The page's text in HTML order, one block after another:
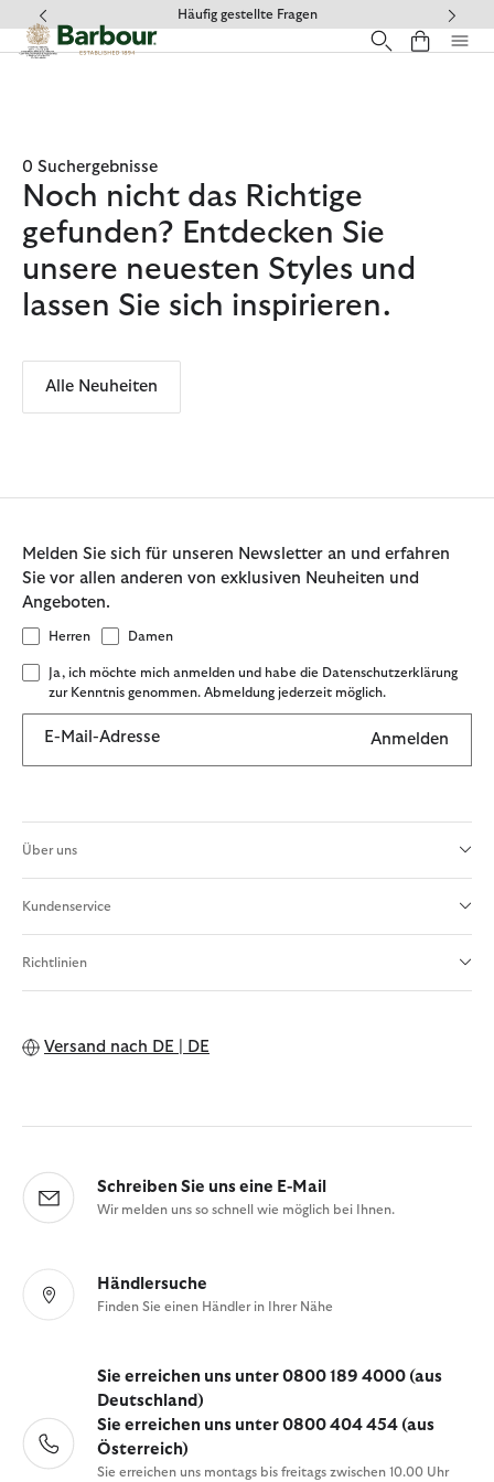
Klicken Sie hier, um unsere Barrierefreiheitserklärung
Häufig gestellte Fragen
0 Suchergebnisse
Noch nicht das Richtige
gefunden? Entdecken Sie
unsere neuesten Styles und
lassen Sie sich inspirieren.
Alle Neuheiten
Melden Sie sich für unseren Newsletter an und erfahren
Sie vor allen anderen von exklusiven Neuheiten und
Angeboten.
Herren Damen
Ja, ich möchte mich anmelden und habe die Datenschutzerklärung
zur Kenntnis genommen. Abmeldung jederzeit möglich.
E-Mail-Adresse Anmelden
Über uns
Kundenservice
Richtlinien
Versand nach DE | DE
Schreiben Sie uns eine E-Mail
Wir melden uns so schnell wie möglich bei Ihnen.
Händlersuche
Finden Sie einen Händler in Ihrer Nähe
Sie erreichen uns unter 0800 189 4000 (aus
Deutschland)
Sie erreichen uns unter 0800 404 454 (aus
Österreich)
Sie erreichen uns montags bis freitags zwischen 10.00 Uhr